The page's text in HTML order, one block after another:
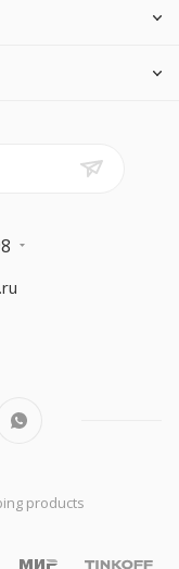
products